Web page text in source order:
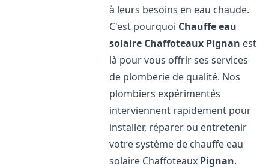
à leurs besoins en eau chaude.
C'est pourquoi Chauffe eau
solaire Chaffoteaux Pignan est
là pour vous offrir ses services
de plomberie de qualité. Nos
plombiers expérimentés
interviennent rapidement pour
installer, réparer ou entretenir
votre système de chauffe eau
solaire Chaffoteaux Pignan.